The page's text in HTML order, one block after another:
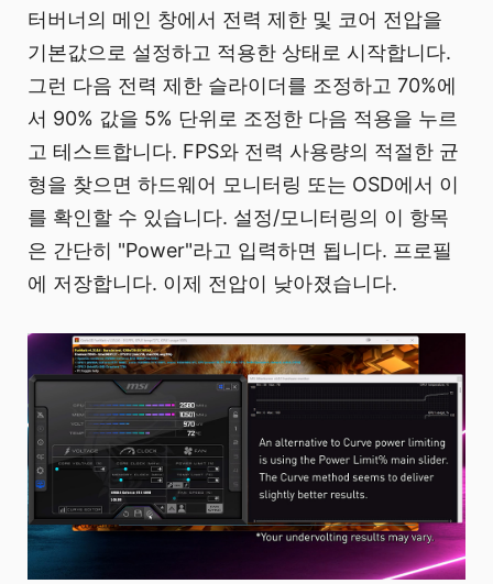
터버너의 메인 창에서 전력 제한 및 코어 전압을
기본값으로 설정하고 적용한 상태로 시작합니다.
그런 다음 전력 제한 슬라이더를 조정하고 70%에
서 90% 값을 5% 단위로 조정한 다음 적용을 누르
고 테스트합니다. FPS와 전력 사용량의 적절한 균
형을 찾으면 하드웨어 모니터링 또는 OSD에서 이
를 확인할 수 있습니다. 설정/모니터링의 이 항목
은 간단히 "Power"라고 입력하면 됩니다. 프로필
에 저장합니다. 이제 전압이 낮아졌습니다.